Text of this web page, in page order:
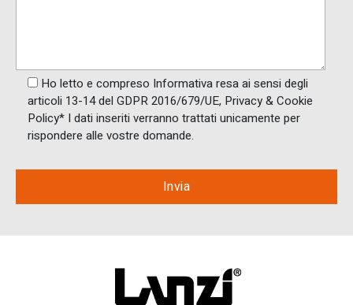
Ho letto e compreso Informativa resa ai ​sensi degli
articoli 13-14 del GDPR 2016/679/UE, Privacy & Cookie
Policy* I dati inseriti verranno trattati unicamente per
rispondere alle vostre domande.